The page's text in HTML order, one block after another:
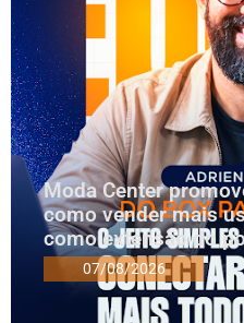
Moda Center
como vender mais
como extensão do
07/08/2026